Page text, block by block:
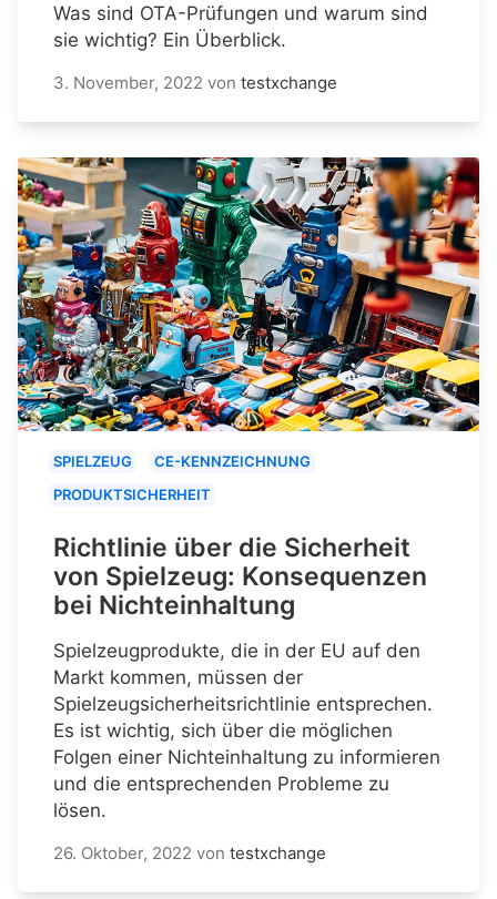
Was sind OTA-Prüfungen und warum sind
sie wichtig? Ein Überblick.
3. November, 2022 von testxchange
SPIELZEUG
CE-KENNZEICHNUNG
PRODUKTSICHERHEIT
Richtlinie über die Sicherheit
von Spielzeug: Konsequenzen
bei Nichteinhaltung
Spielzeugprodukte, die in der EU auf den
Markt kommen, müssen der
Spielzeugsicherheitsrichtlinie entsprechen.
Es ist wichtig, sich über die möglichen
Folgen einer Nichteinhaltung zu informieren
und die entsprechenden Probleme zu
lösen.
26. Oktober, 2022 von testxchange